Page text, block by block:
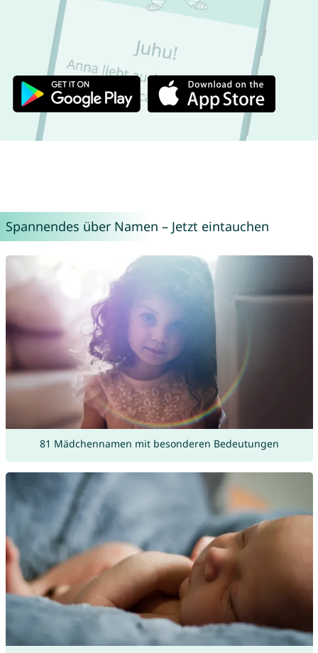
Spannendes über Namen – Jetzt eintauchen
81 Mädchennamen mit besonderen Bedeutungen